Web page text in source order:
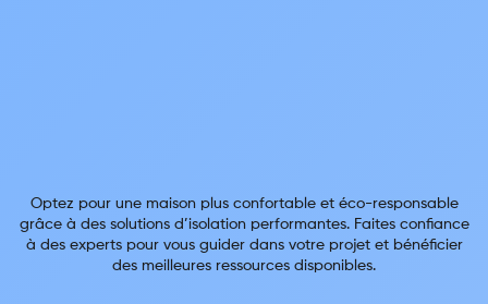
Optez pour une maison plus confortable et éco-responsable
grâce à des solutions d’isolation performantes. Faites confiance
à des experts pour vous guider dans votre projet et bénéficier
des meilleures ressources disponibles.